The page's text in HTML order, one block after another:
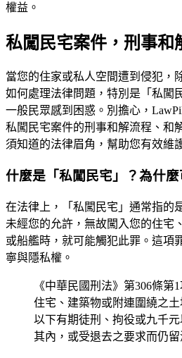
權益。
私闖民宅案件，刑事和
當您的住家或私人空間遭到侵犯，
如何處理法律問題，特別是「私闖
一般民眾感到困惑。別擔心，
私闖民宅案件的刑事和解流程、和
須知道的法律眉角，幫助您有效維
什麼是「私闖民宅」？為什麼
在法律上，「私闖民宅」通常指的
未經您的允許，無故闖入您的住宅
或船艦時，就可能觸犯此罪。這項
寧與隱私權。
《中華民國刑法》第306條第
住宅、建築物或附連圍繞之
以下有期徒刑、拘役或九千
其內，或受退去之要求而仍留